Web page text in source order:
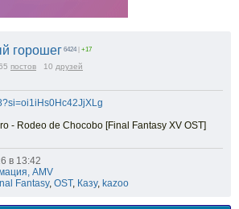
горошег 6424 | +17
постов 10 друзей
- Rodeo de Chocobo [Final Fantasy XV OST]
в 13:42
AMV
Fantasy, OST, Казу, kazoo